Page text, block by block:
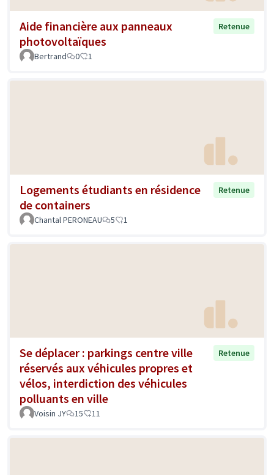
Aide financière aux panneaux
photovoltaïques
Retenue
Bertrand 0 1
Logements étudiants en résidence
de containers
Retenue
Chantal PERONEAU 5 1
Se déplacer : parkings centre ville
réservés aux véhicules propres et
vélos, interdiction des véhicules
polluants en ville
Retenue
Voisin JY 15 11